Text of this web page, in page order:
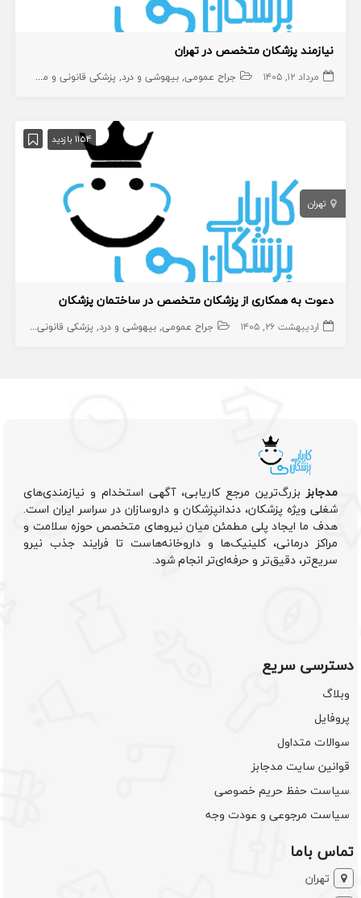
نیازمند پزشکان متخصص در تهران
مرداد ۱۲, ۱۴۰۵ جراح عمومی بیهوشی و درد پزشکی قانونی و مسمومیت ها
1154 بازدید
تهران
دعوت به همکاری از پزشکان متخصص در ساختمان پزشکان
اردیبهشت ۲۶, ۱۴۰۵ جراح عمومی بیهوشی و درد پزشکی قانونی و مسمومیت ها
مدجابزبزرگ‌ترین مرجع کاریابی، آگهی استخدام و نیازمندی‌های
شغلی ویژه پزشکان، دندانپزشکان و داروسازان در سراسر ایران است.
هدف ما ایجاد پلی مطمئن میان نیروهای متخصص حوزه سلامت و
مراکز درمانی، کلینیک‌ها و داروخانه‌هاست تا فرایند جذب نیرو
سریع‌تر، دقیق‌تر و حرفه‌ای‌تر انجام شود.
دسترسی سریع
وبلاگ
پروفایل
سوالات متداول
قوانین سایت مدجابز
سیاست حفظ حریم خصوصی
سیاست مرجوعی و عودت وجه
تماس باما
تهران